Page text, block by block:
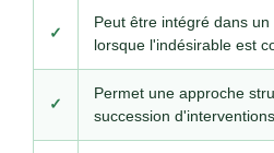
✓
Peut être intégré dans
lorsque l'indésirable est
✓
Permet une approche
succession